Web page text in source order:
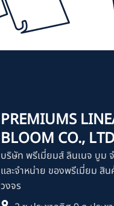
PREMIUMS
BLOOM CO.,
บริษัท พรีเมี่ยมส์ ลินเนจ บูม
และจำหน่าย ของพรีเมี่ยม สิ
วงจร